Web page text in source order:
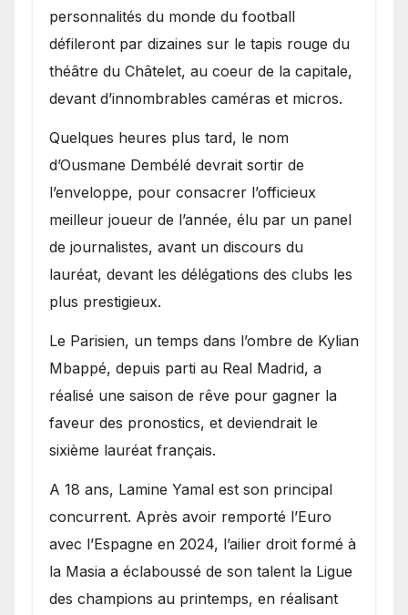
personnalités du monde du football
défileront par dizaines sur le tapis rouge du
théâtre du Châtelet, au coeur de la capitale,
devant d’innombrables caméras et micros.
Quelques heures plus tard, le nom
d’Ousmane Dembélé devrait sortir de
l’enveloppe, pour consacrer l’officieux
meilleur joueur de l’année, élu par un panel
de journalistes, avant un discours du
lauréat, devant les délégations des clubs les
plus prestigieux.
Le Parisien, un temps dans l’ombre de Kylian
Mbappé, depuis parti au Real Madrid, a
réalisé une saison de rêve pour gagner la
faveur des pronostics, et deviendrait le
sixième lauréat français.
A 18 ans, Lamine Yamal est son principal
concurrent. Après avoir remporté l’Euro
avec l’Espagne en 2024, l’ailier droit formé à
la Masia a éclaboussé de son talent la Ligue
des champions au printemps, en réalisant